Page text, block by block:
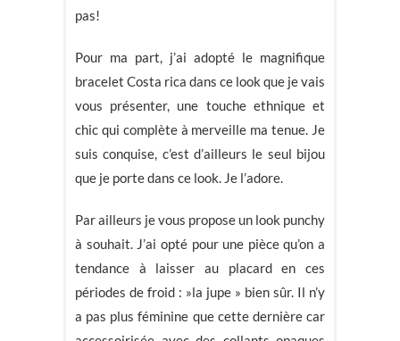
pas!
Pour ma part, j’ai adopté le magnifique
bracelet Costa rica dans ce look que je vais
vous présenter, une touche ethnique et
chic qui complète à merveille ma tenue. Je
suis conquise, c’est d’ailleurs le seul bijou
que je porte dans ce look. Je l’adore.
Par ailleurs je vous propose un look punchy
à souhait. J’ai opté pour une pièce qu’on a
tendance à laisser au placard en ces
périodes de froid : »la jupe » bien sûr. Il n’y
a pas plus féminine que cette dernière car